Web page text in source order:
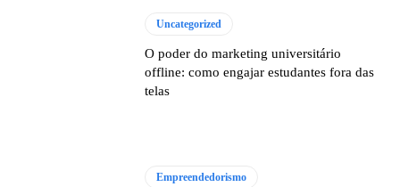
Uncategorized
O poder do marketing universitário
offline: como engajar estudantes fora das
telas
Empreendedorismo